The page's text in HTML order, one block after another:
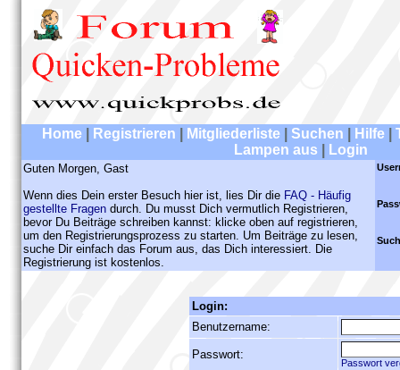
Home Registrieren Mitgliederliste Suchen Hilfe
Lampen aus
Login
Guten Morgen, Gast
Wenn dies Dein erster Besuch hier ist, lies Dir die FAQ - Häufig
gestellte Fragen durch. Du musst Dich vermutlich Registrieren,
bevor Du Beiträge schreiben kannst: klicke oben auf registrieren,
um den Registrierungsprozess zu starten. Um Beiträge zu lesen,
suche Dir einfach das Forum aus, das Dich interessiert. Die
Registrierung ist kostenlos.
Login:
Benutzername:
Passwort:
Passwort